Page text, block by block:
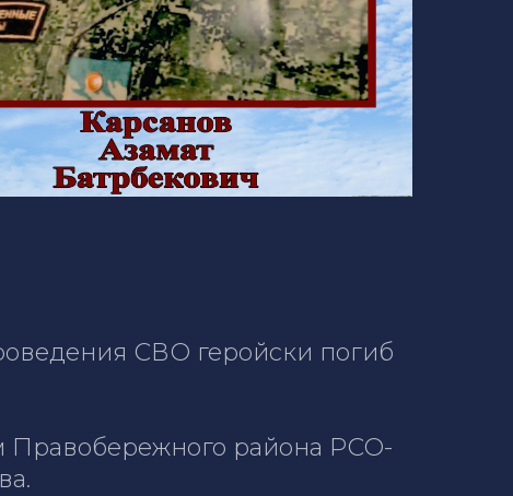
СВО геройски погиб
Правобережного района РСО-